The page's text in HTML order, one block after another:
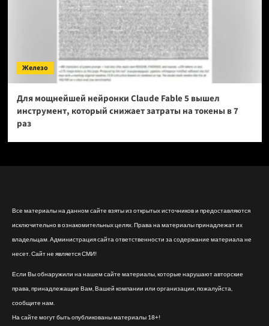
Железо
Для мощнейшей нейронки Claude Fable 5 вышел
инструмент, который снижает затраты на токены в 7
раз
Все материалы на данном сайте взяты из открытых источников и предоставляются
исключительно в ознакомительных целях. Права на материалы принадлежат их
владельцам. Администрация сайта ответственности за содержание материала не
несет. Сайт не является СМИ!
Если Вы обнаружили на нашем сайте материалы, которые нарушают авторские
права, принадлежащие Вам, Вашей компании или организации, пожалуйста,
сообщите нам.
На сайте могут быть опубликованы материалы 18+!